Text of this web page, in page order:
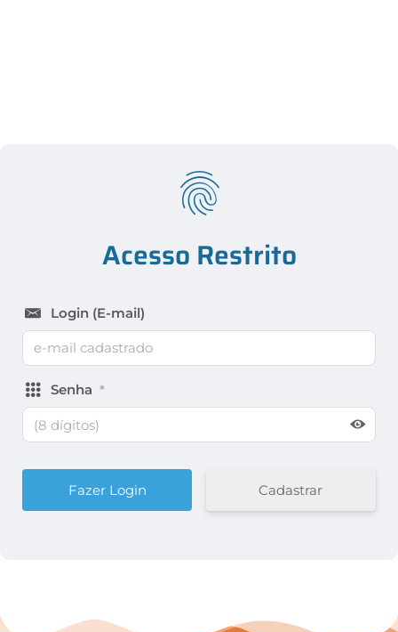
Acesso Restrito
Login (E-mail)
Senha *
Cadastrar